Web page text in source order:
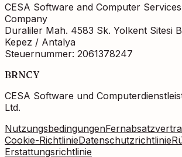
CESA Software and Computer
Company
Duraliler Mah. 4583 Sk. Yolkent Sitesi
Kepez / Antalya
Steuernummer: 2061378247
BRNCY
CESA Software und
Ltd.
Nutzungsbedingungen
Cookie-RichtlinieDatenschutzrichtlinie
Erstattungsrichtlinie